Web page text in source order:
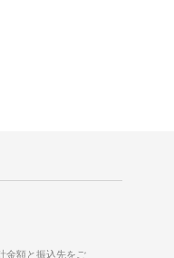
金額と振込先をご